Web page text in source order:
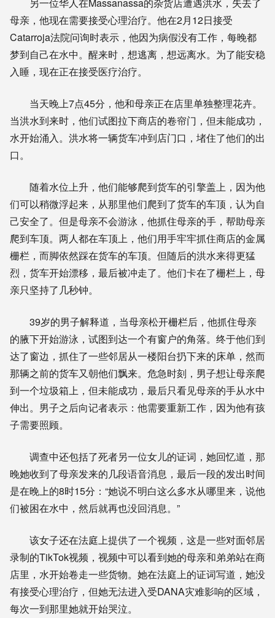
母亲，他现在需要接受心理治疗。他在2月12日接受
Catarroja法院问询时表示，他因为病假没有工作，每晚都
梦到自己在水中。醒来时，想逃离，想远离水。为了能安稳
入睡，现在正在接受医疗治疗。
当天晚上7点45分，他和母亲正在店里单独整理花卉。
当洪水到来时，他们试图拉下商店的卷帘门，但未能成功，
水开始涌入。洪水将一辆货车冲到店门口，堵住了他们的出
口。
随着水位上升，他们能够爬到货车的引擎盖上，因为他
们可以稍微浮起来，从那里他们爬到了货车的车顶，认为自
己安全了。但是母亲不会游泳，他抓住母亲的手，帮助母亲
爬到车顶。两人都在车顶上，他们用手牢牢抓住商店的金属
栅栏，而脚依然踩在货车的车顶。但随后的洪水来得更猛
烈，货车开始漂移，最后被冲走了。他们卡在了栅栏上，母
亲只坚持了几秒钟。
39岁的男子解释道，当母亲松开栅栏后，他抓住母亲
的腋下开始游泳，试图到达一个有窗户的角落。终于他们到
达了窗边，抓住了一些邻居从一楼阳台扔下来的床单，然而
那辆之前的货车又朝他们飘来。危急时刻，男子想让母亲爬
到一个垃圾箱上，但未能成功，最后只看见母亲的手从水中
伸出。男子之后向记者表示：他需要重新工作，因为他有孩
子需要照顾。
调查中还包括了死者另一位女儿的证词，她回忆道，那
晚她收到了母亲发来的几段语音消息，最后一段的发出时间
是在晚上的8时15分：“她说不明白这么多水从哪里来，说他
们被困在水中，然后就再也没回消息。”
该女子还在法庭上提供了一个视频，这是一些对面邻居
录制的TikTok视频，视频中可以看到她的母亲和弟弟站在商
店里，水开始卷走一些货物。她在法庭上的证词写道，她没
有接受心理治疗，但她无法进入受DANA灾难影响的区域，
每次一到那里她就开始哭泣。